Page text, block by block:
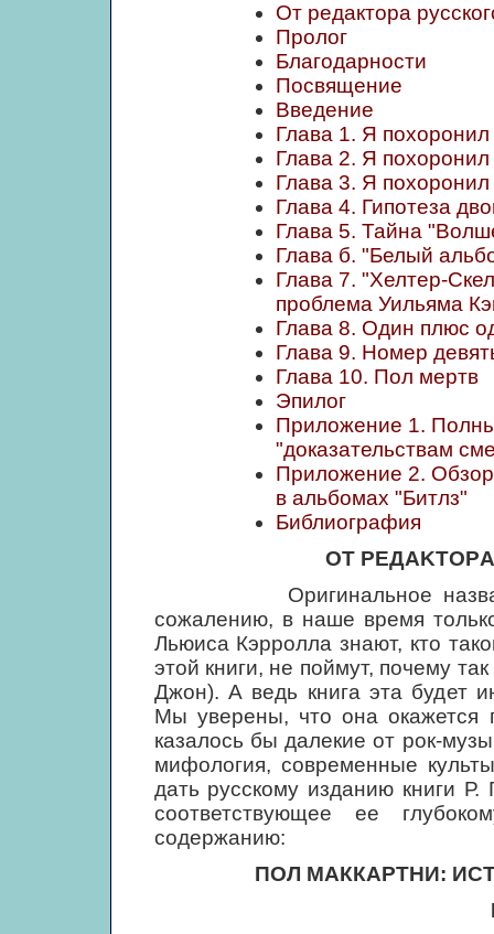
От редактора
Пролог
Благодарности
Посвящение
Введение
Глава 1. Я
Глава 2. Я
Глава 3. Я
Глава 4. Гипотеза
Глава 5. Тайна
Глава б. "Белый
Глава 7. "Хелтер-
проблема Уильяма
Глава 8. Один плюс
Глава 9. Номер
Глава 10. Пол мертв
Эпилог
Приложение 1.
"доказательствам
Приложение 2. Обзор
в альбомах "Битлз"
Библиография
ОТ
Оригинальное
сожалению, в наше время
Льюиса Кэрролла знают, кто
этой книги, не поймут, почему
Джон). А ведь книга эта будет
Мы уверены, что она окажется
казалось бы далекие от рок-
мифология, современные
дать русскому изданию книги
соответствующее ее
содержанию:
ПОЛ МАККАРТНИ: